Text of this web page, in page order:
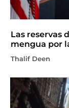
Las reservas
mengua por
Thalif Deen